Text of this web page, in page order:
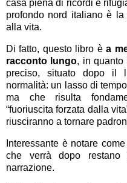
casa piena di ricordi e
profondo nord italiano è
alla vita.
Di fatto, questo libro èa
racconto lungo, in quanto
preciso, situato dopo il
normalità: un lasso di
ma che risulta
“fuoriuscita forzata dalla
riusciranno a tornare
Interessante è notare
che verrà dopo
narrazione.